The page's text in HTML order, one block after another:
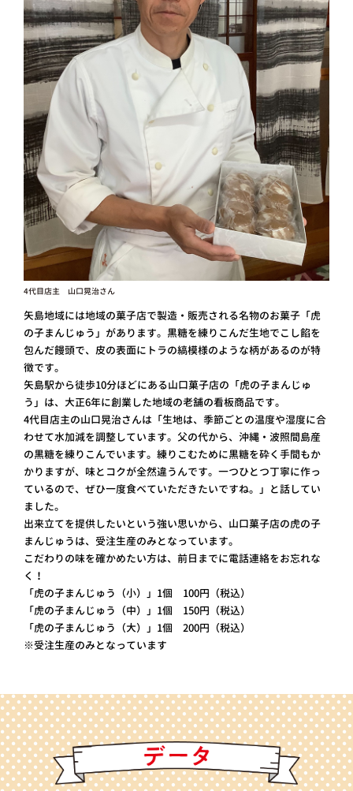
4代目店主 山口晃治さん
矢島地域には地域の菓子店で製造・販売される名物のお菓子「虎
の子まんじゅう」があります。黒糖を練りこんだ生地でこし餡を
包んだ饅頭で、皮の表面にトラの縞模様のような柄があるのが特
徴です。
矢島駅から徒歩10分ほどにある山口菓子店の「虎の子まんじゅ
う」は、大正6年に創業した地域の老舗の看板商品です。
4代目店主の山口晃治さんは「生地は、季節ごとの温度や湿度に合
わせて水加減を調整しています。父の代から、沖縄・波照間島産
の黒糖を練りこんでいます。練りこむために黒糖を砕く手間もか
かりますが、味とコクが全然違うんです。一つひとつ丁寧に作っ
ているので、ぜひ一度食べていただきたいですね。」と話してい
ました。
出来立てを提供したいという強い思いから、山口菓子店の虎の子
まんじゅうは、受注生産のみとなっています。
こだわりの味を確かめたい方は、前日までに電話連絡をお忘れな
く！
「虎の子まんじゅう（小）」1個 100円（税込）
「虎の子まんじゅう（中）」1個 150円（税込）
「虎の子まんじゅう（大）」1個 200円（税込）
※受注生産のみとなっています